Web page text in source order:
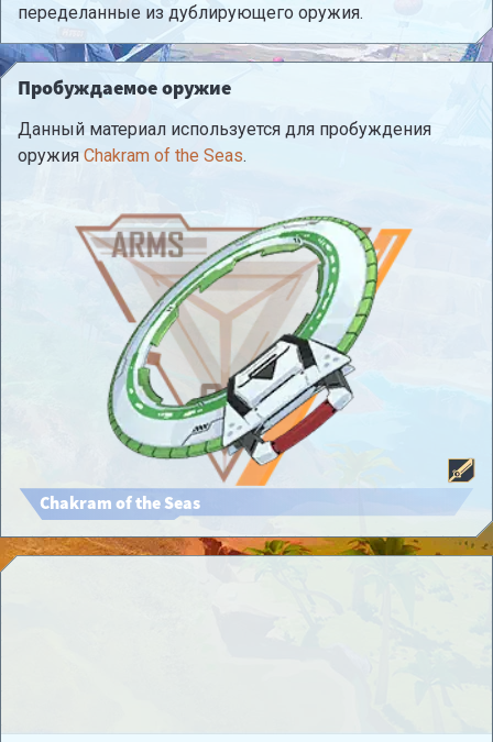
переделанные из дублирующего оружия.
Пробуждаемое оружие
Данный материал используется для пробуждения
оружия Chakram of the Seas.
Chakram of the Seas